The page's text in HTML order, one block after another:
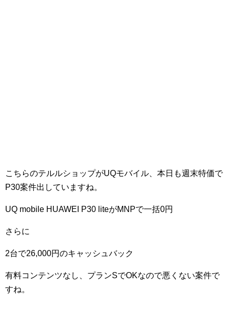
こちらのテルルショップがUQモバイル、本日も週末特価で
P30案件出していますね。
UQ mobile HUAWEI P30 liteがMNPで一括0円
さらに
2台で26,000円のキャッシュバック
有料コンテンツなし、プランSでOKなので悪くない案件で
すね。